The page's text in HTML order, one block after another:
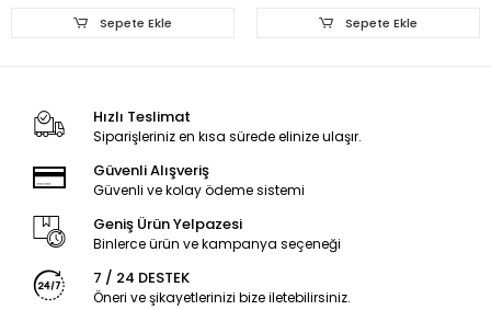
Sepete Ekle Sepete Ekle
Hızlı Teslimat
Siparişleriniz en kısa sürede elinize ulaşır.
Güvenli Alışveriş
Güvenli ve kolay ödeme sistemi
Geniş Ürün Yelpazesi
Binlerce ürün ve kampanya seçeneği
7 / 24 DESTEK
Öneri ve şikayetlerinizi bize iletebilirsiniz.